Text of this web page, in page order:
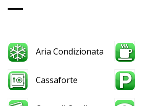
Aria Condizionata
Cassaforte